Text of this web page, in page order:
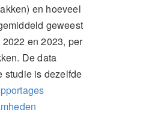
en hoeveel
geweest
en 2023, per
De data
studie is dezelfde